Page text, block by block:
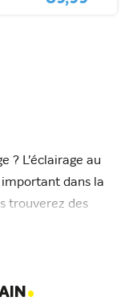
? L'éclairage au
dans la
trouverez des
s'allume
.